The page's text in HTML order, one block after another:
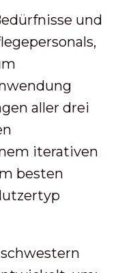
und
aller drei
iterativen
besten